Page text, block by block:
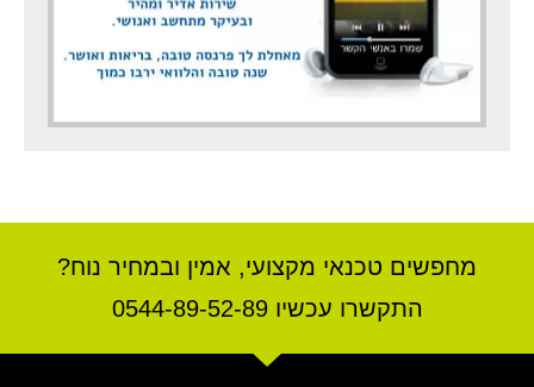
מחפשים טכנאי מקצועי, אמין ובמחיר נוח?
התקשרו עכשיו 0544-89-52-89